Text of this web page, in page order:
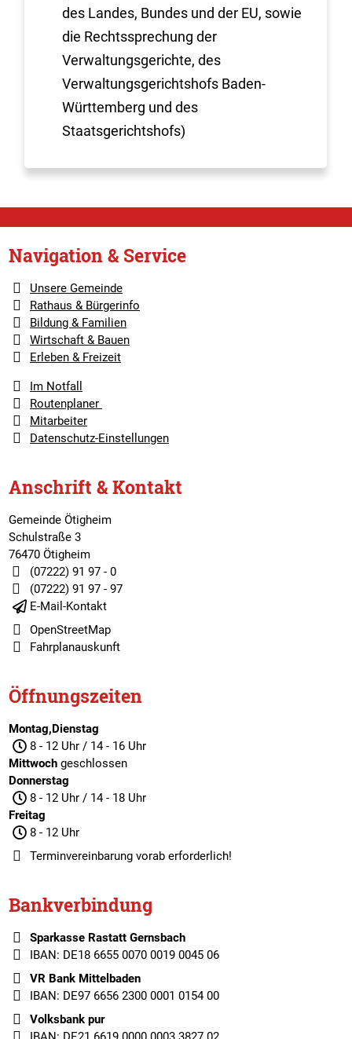
des Landes, Bundes und der EU, sowie
die Rechtssprechung der
Verwaltungsgerichte, des
Verwaltungsgerichtshofs Baden-
Württemberg und des
Staatsgerichtshofs)
Navigation & Service
Unsere Gemeinde
Rathaus & Bürgerinfo
Bildung & Familien
Wirtschaft & Bauen
Erleben & Freizeit
Im Notfall
Routenplaner
Mitarbeiter
Datenschutz-Einstellungen
Anschrift & Kontakt
Gemeinde Ötigheim
Schulstraße 3
76470 Ötigheim
(07222) 91 97 - 0
(07222) 91 97 - 97
E-Mail-Kontakt
OpenStreetMap
Fahrplanauskunft
Öffnungszeiten
Montag,Dienstag
8 - 12 Uhr / 14 - 16 Uhr
Mittwochgeschlossen
Donnerstag
8 - 12 Uhr / 14 - 18 Uhr
Freitag
8 - 12 Uhr
Terminvereinbarungvorab erforderlich!
Bankverbindung
Sparkasse Rastatt Gernsbach
IBAN: DE18 6655 0070 0019 0045 06
VR Bank Mittelbaden
IBAN: DE97 6656 2300 0001 0154 00
Volksbank pur